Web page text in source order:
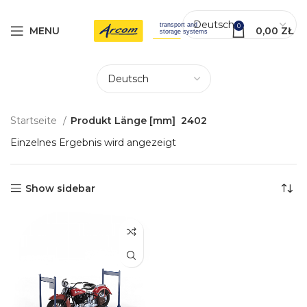
MENU 0 0,00 ZŁ
Startseite Produkt Länge [mm] 2402
Einzelnes Ergebnis wird angezeigt
Show sidebar